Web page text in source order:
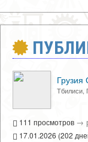
Грузия
Тбилиси,
111 просмотров →
17.01.2026 (202